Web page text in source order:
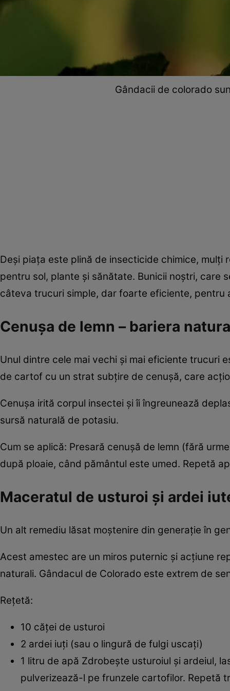
Gândacii de colorado
Deși piața este plină de insecticide chimice, mulți
pentru sol, plante și sănătate. Bunicii noștri, care
câteva trucuri simple, dar foarte eficiente, pentru
Cenușa de lemn – bariera
Unul dintre cele mai vechi și mai eficiente trucuri
de cartof cu un strat subțire de cenușă, care
Cenușa irită corpul insectei și îi îngreunează
sursă naturală de potasiu.
Cum se aplică: Presară cenușă de lemn (fără
după ploaie, când pământul este umed. Repetă
Maceratul de usturoi și ardei
Un alt remediu lăsat moștenire din generație în
Acest amestec are un miros puternic și acțiune
naturali. Gândacul de Colorado este extrem de
Rețetă:
10 căței de usturoi
2 ardei iuți (sau o lingură de fulgi uscați)
1 litru de apă Zdrobește usturoiul și ardeiul,
pulverizează-l pe frunzele cartofilor. Repetă